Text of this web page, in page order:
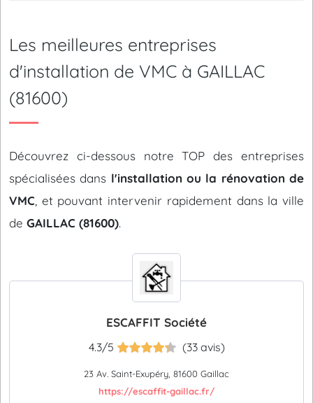
Les meilleures entreprises
d'installation de VMC à GAILLAC
(81600)
Découvrez ci-dessous notre TOP des entreprises
spécialisées dans l'installation ou la rénovation de
VMC , et pouvant intervenir rapidement dans la ville
de GAILLAC (81600).
ESCAFFIT Société
4.3/5 (33 avis)
23 Av. Saint-Exupéry, 81600 Gaillac
https://escaffit-gaillac.fr/